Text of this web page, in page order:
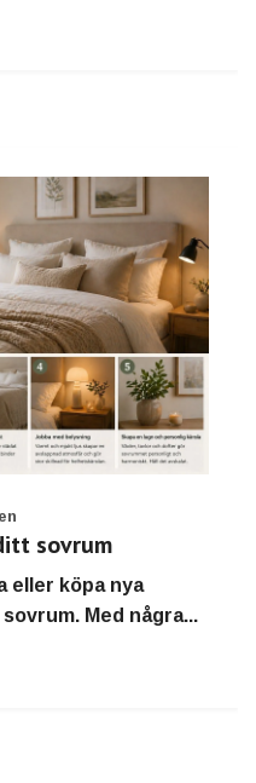
sovrum
eller köpa nya
Med några...